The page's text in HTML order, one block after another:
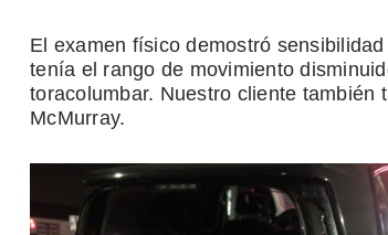
El examen físico demostró
tenía el rango de movimiento
toracolumbar. Nuestro cliente también
McMurray.